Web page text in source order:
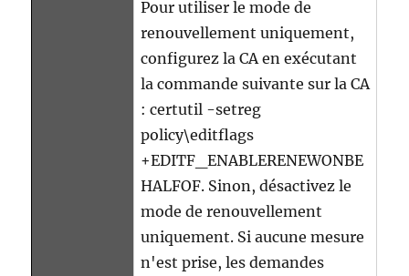
Pour utiliser le mode de
renouvellement uniquement,
configurez la CA en exécutant
la commande suivante sur la CA
: certutil -setreg
policy\editflags
+EDITF_ENABLERENEWONBE
HALFOF. Sinon, désactivez le
mode de renouvellement
uniquement. Si aucune mesure
n'est prise, les demandes